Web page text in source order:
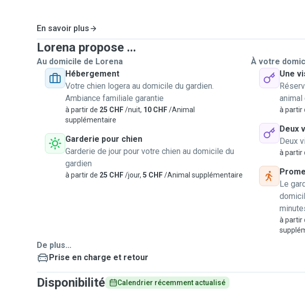
En savoir plus
Lorena propose ...
Au domicile de Lorena
Hébergement
Votre chien logera au domicile du gardien.
Ambiance familiale garantie
à partir de 25 CHF/nuit, 10 CHF/Animal
supplémentaire
Garderie pour chien
Garderie de jour pour votre chien au domicile du
gardien
à partir de 25 CHF/jour, 5 CHF/Animal supplémentaire
À votre
Une
animal
à partir
Deux
Deux
à partir
Le
à partir
De plus...
Prise en charge et retour
Disponibilité Calendrier récemment actualisé